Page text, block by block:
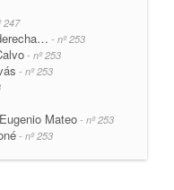
247
- nº 253
- nº 253
- nº 253
Mateo- nº 253
- nº 253